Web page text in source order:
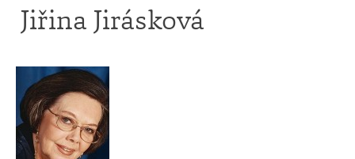
Jiřina Jirásková